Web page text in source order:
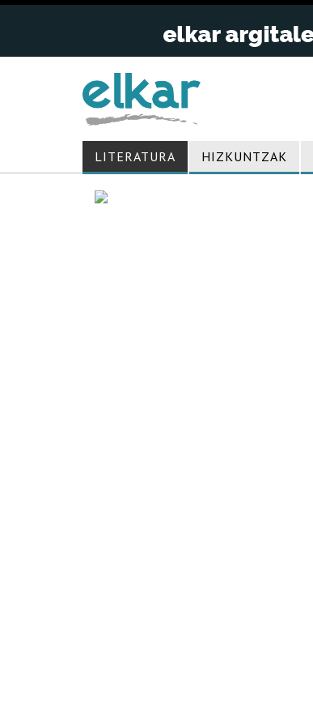
LITERATURA HIZKUNTZAK